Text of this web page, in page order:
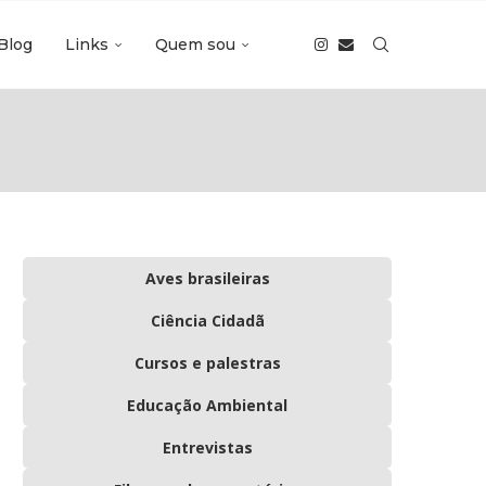
Links Quem sou
Aves brasileiras
Ciência Cidadã
Cursos e palestras
Educação Ambiental
Entrevistas